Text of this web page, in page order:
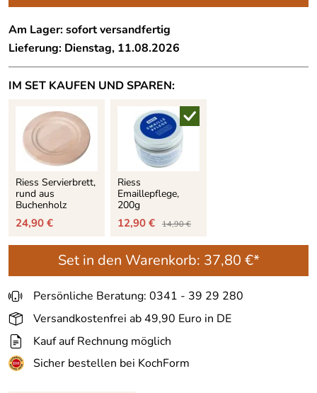
Am Lager: sofort versandfertig
Lieferung: Dienstag, 11.08.2026
IM SET KAUFEN UND SPAREN:
Riess Servierbrett,
rund aus
Buchenholz
24,90 €
Riess
Emaillepflege,
200g
12,90 € 14,90 €
Set in den Warenkorb: 37,80 €*
Persönliche Beratung: 0341 - 39 29 280
Versandkostenfrei ab 49,90 Euro in DE
Kauf auf Rechnung möglich
Sicher bestellen bei KochForm